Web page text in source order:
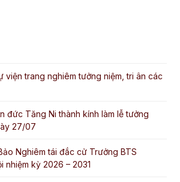
viện trang nghiêm tưởng niệm, tri ân các
đức Tăng Ni thành kính làm lễ tưởng
27/07
Nghiêm tái đắc cử Trưởng BTS
nhiệm kỳ 2026 – 2031